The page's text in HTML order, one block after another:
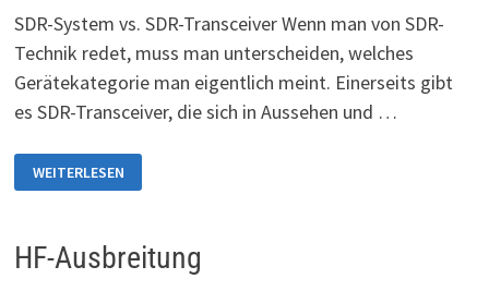
SDR-System vs. SDR-Transceiver Wenn man von SDR-
Technik redet, muss man unterscheiden, welches
Gerätekategorie man eigentlich meint. Einerseits gibt
es SDR-Transceiver, die sich in Aussehen und …
SYSTEM
HERMES-
REMOTEBETRIEB
IM
WEITERLESEN
HF-Ausbreitung